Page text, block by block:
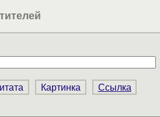
Картинка Ссылка